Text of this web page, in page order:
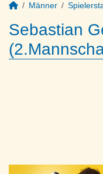
Männer
Sebastian